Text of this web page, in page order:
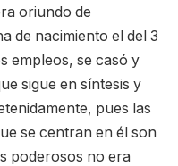
oriundo de
de nacimiento el del 3
empleos, se casó y
sigue en síntesis y
pues las
se centran en él son
poderosos no era